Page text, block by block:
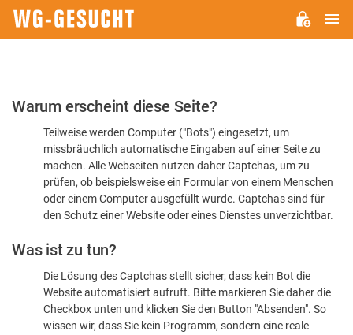
Bitte
dass
sind
Warum erscheint diese Seite?
Teilweise werden Computer ("Bots") eingesetzt, um
missbräuchlich automatische Eingaben auf einer Seite zu
machen. Alle Webseiten nutzen daher Captchas, um zu
prüfen, ob beispielsweise ein Formular von einem Menschen
oder einem Computer ausgefüllt wurde. Captchas sind für
den Schutz einer Website oder eines Dienstes unverzichtbar.
Was ist zu tun?
Die Lösung des Captchas stellt sicher, dass kein Bot die
Website automatisiert aufruft. Bitte markieren Sie daher die
Checkbox unten und klicken Sie den Button "Absenden". So
wissen wir, dass Sie kein Programm, sondern eine reale